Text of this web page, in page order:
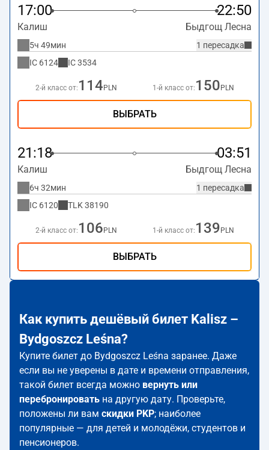
17:00 22:50
Калиш Быдгощ Лесна
1 пересадка
5ч 49мин
IC 6124 IC3534
2-й класс от: 114 PLN 1-й класс от: 150 PLN
ВЫБРАТЬ
21:18 03:51
Калиш Быдгощ Лесна
1 пересадка
6ч 32мин
IC 6120 TLK 38190
2-й класс от: 106 PLN 1-й класс от: 139 PLN
ВЫБРАТЬ
Как купить дешёвый билет Kalisz –
Bydgoszcz Leśna?
Купите билет до Bydgoszcz Leśna заранее. Даже
если вы не уверены в дате и времени отправления,
такой билет всегда можно вернуть или
перебронировать на другую дату. Проверьте,
положены ли вам скидки PKP; наиболее
популярные — для детей и молодёжи, студентов и
пенсионеров.